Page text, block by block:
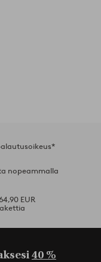
nopeammalla
EUR
40 %